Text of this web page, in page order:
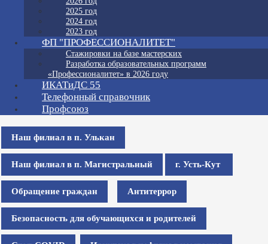
2025 год
2024 год
2023 год
ФП "ПРОФЕССИОНАЛИТЕТ"
Стажировки на базе мастерских
Разработка образовательных программ
«Профессионалитет» в 2026 году
ИКАТиДС 55
Телефонный справочник
Профсоюз
Наш филиал в п. Улькан
Наш филиал в п. Магистральный г. Усть-Кут
Обращение граждан Антитеррор
Безопасность для обучающихся и родителей